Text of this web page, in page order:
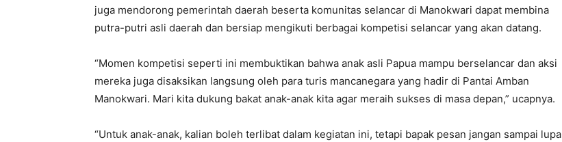
juga mendorong pemerintah daerah beserta komunitas selancar di Manokwari dapat membina
putra-putri asli daerah dan bersiap mengikuti berbagai kompetisi selancar yang akan datang.
“Momen kompetisi seperti ini membuktikan bahwa anak asli Papua mampu berselancar dan aksi
mereka juga disaksikan langsung oleh para turis mancanegara yang hadir di Pantai Amban
Manokwari. Mari kita dukung bakat anak-anak kita agar meraih sukses di masa depan,” ucapnya.
“Untuk anak-anak, kalian boleh terlibat dalam kegiatan ini, tetapi bapak pesan jangan sampai lupa